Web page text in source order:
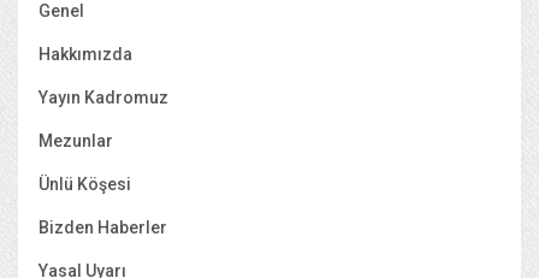
Genel
Hakkımızda
Yayın Kadromuz
Mezunlar
Ünlü Köşesi
Bizden Haberler
Yasal Uyarı